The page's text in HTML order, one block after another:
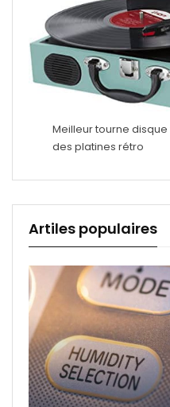
Meilleur tourne
des platines rétro
Artiles populaires